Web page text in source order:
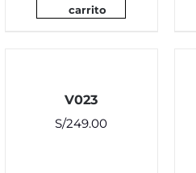
carrito
V023
S/249.00